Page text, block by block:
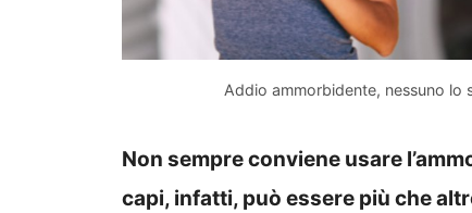
Addio ammorbidente, nessuno
Non sempre conviene usare
capi, infatti, può essere più che